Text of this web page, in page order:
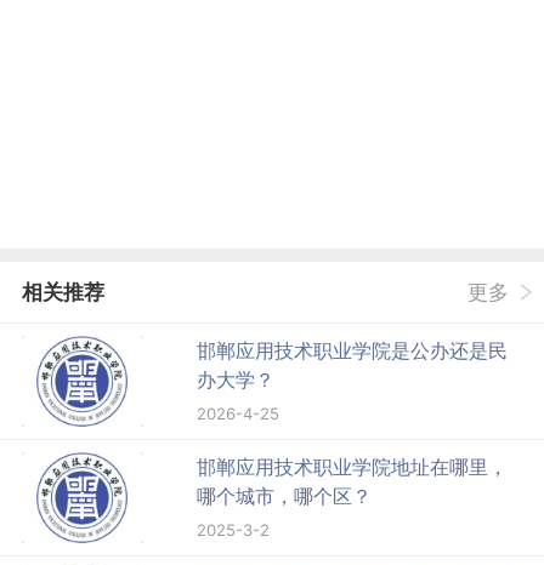
相关推荐 更多
邯郸应用技术职业学院是公办还是民
办大学？
2026-4-25
邯郸应用技术职业学院地址在哪里，
哪个城市，哪个区？
2025-3-2